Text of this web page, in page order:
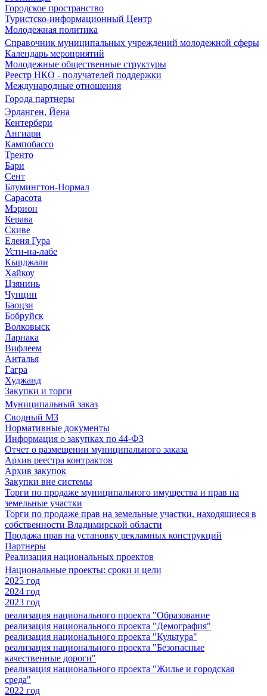
Городское пространство
Туристско-информационный Центр
Молодежная политика
Справочник муниципальных учреждений молодежной сферы
Календарь мероприятий
Молодежные общественные структуры
Реестр НКО - получателей поддержки
Международные отношения
Города партнеры
Эрланген, Йена
Кентербери
Ангиари
Кампобассо
Тренто
Бари
Сент
Блумингтон-Нормал
Сарасота
Мэрион
Керава
Скиве
Еленя Гура
Усти-на-лабе
Кырджали
Хайкоу
Цзянинь
Чунцин
Баоцзи
Бобруйск
Волковыск
Ларнака
Вифлеем
Анталья
Гагра
Худжанд
Закупки и торги
Муниципальный заказ
Сводный МЗ
Нормативные документы
Информация о закупках по 44-ФЗ
Отчет о размещении муниципального заказа
Архив реестра контрактов
Архив закупок
Закупки вне системы
Торги по продаже муниципального имущества и прав на
земельные участки
Торги по продаже прав на земельные участки, находящиеся в
собственности Владимирской области
Продажа прав на установку рекламных конструкций
Партнеры
Реализация национальных проектов
Национальные проекты: сроки и цели
2025 год
2024 год
2023 год
реализация национального проекта "Образование
реализация национального проекта "Демография"
реализация национального проекта "Культура"
реализация национального проекта "Безопасные
качественные дороги"
реализация национального проекта "Жилье и городская
среда"
2022 год